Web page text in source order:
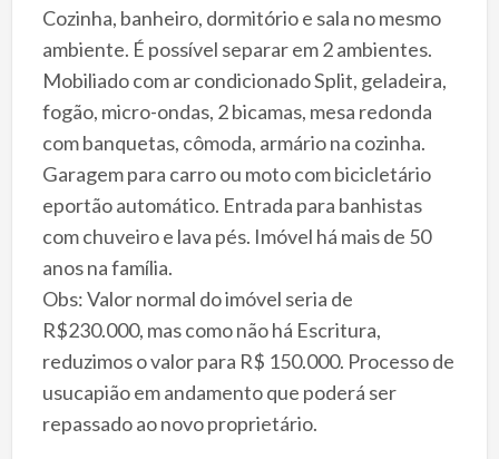
Cozinha, banheiro, dormitório e sala no mesmo
ambiente. É possível separar em 2 ambientes.
Mobiliado com ar condicionado Split, geladeira,
fogão, micro-ondas, 2 bicamas, mesa redonda
com banquetas, cômoda, armário na cozinha.
Garagem para carro ou moto com bicicletário
eportão automático. Entrada para banhistas
com chuveiro e lava pés. Imóvel há mais de 50
anos na família.
Obs: Valor normal do imóvel seria de
R$230.000, mas como não há Escritura,
reduzimos o valor para R$ 150.000. Processo de
usucapião em andamento que poderá ser
repassado ao novo proprietário.